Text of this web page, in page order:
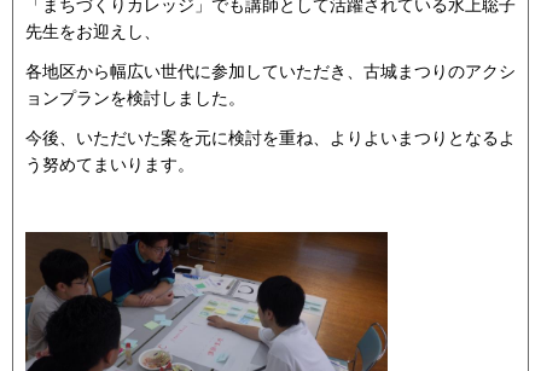
「まちづくりカレッジ」でも講師として活躍されている水上聡子
先生をお迎えし、
各地区から幅広い世代に参加していただき、古城まつりのアクシ
ョンプランを検討しました。
今後、いただいた案を元に検討を重ね、よりよいまつりとなるよ
う努めてまいります。